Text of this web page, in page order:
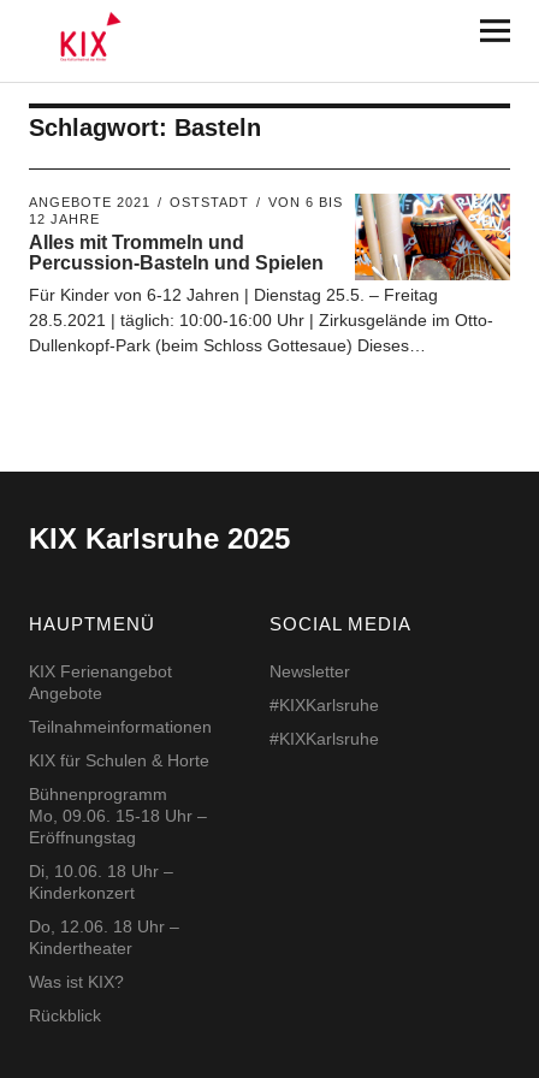
KIX Karlsruhe 2025
Schlagwort: Basteln
ANGEBOTE 2021 OSTSTADT
VON 6 BIS
12 JAHRE
Alles mit Trommeln und
Percussion-Basteln und Spielen
Für Kinder von 6-12 Jahren | Dienstag 25.5. – Freitag
28.5.2021 | täglich: 10:00-16:00 Uhr | Zirkusgelände im Otto-
Dullenkopf-Park (beim Schloss Gottesaue) Dieses…
KIX Karlsruhe 2025
HAUPTMENÜ
KIX Ferienangebot
Angebote
Teilnahmeinformationen
KIX für Schulen & Horte
Bühnenprogramm
Mo, 09.06. 15-18 Uhr –
Eröffnungstag
Di, 10.06. 18 Uhr –
Kinderkonzert
Do, 12.06. 18 Uhr –
Kindertheater
Was ist KIX?
Rückblick
SOCIAL MEDIA
Newsletter
#KIXKarlsruhe
#KIXKarlsruhe